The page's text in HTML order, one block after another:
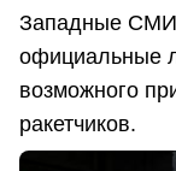
Западные СМИ,
официальные
возможного
ракетчиков.